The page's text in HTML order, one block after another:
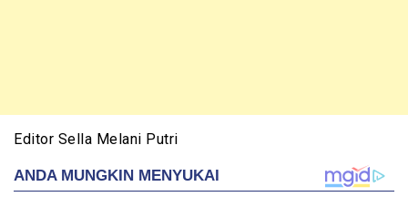
Editor Sella Melani Putri